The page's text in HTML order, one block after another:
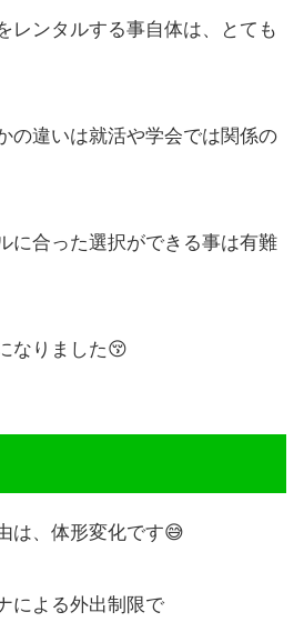
レンタルする事自体は、とても
の違いは就活や学会では関係の
に合った選択ができる事は有難
なりました😚
は、体形変化です😅
による外出制限で